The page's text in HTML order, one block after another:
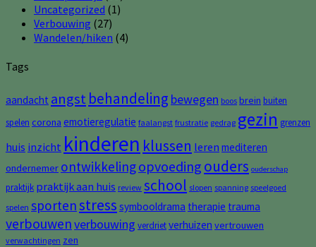
Uncategorized (1)
Verbouwing (27)
Wandelen/hiken (4)
Tags
aandacht angst behandeling bewegen boos brein buiten
spelen corona emotieregulatie faalangst frustratie gedrag gezin grenzen
huis inzicht kinderen klussen leren mediteren
ondernemer ontwikkelingopvoeding ouders ouderschap
praktijk praktijk aan huis review school slopen spanning speelgoed
spelen sportenstress symbooldrama therapie trauma
verbouwenverbouwing verdrietverhuizen vertrouwen
verwachtingen zen